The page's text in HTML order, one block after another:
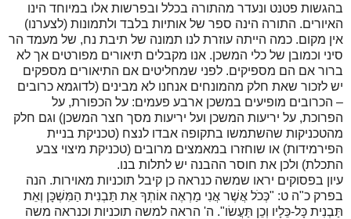
בהגשות פטנט ונעדר מהתורה בכלל ובפרשות אלו במיוחד הינו
האיורים. התורה הינה ספר של אותיות בלבד ולתמונות (לצערנו)
אין מקום. כמה הייתה עוזרת לנו תמונה של תיבת נח, של מעמד הר
סיני וכמובן של כלי המשכן. אנו מקבלים תיאורים מפורטים אך לא
ברור אם הם מספיקים. לפני שמחליטים אם התיאורים מספקים
יש לזכור שאת חלק מהמונחים אנחנו לא מבינים (לדוגמא כרובים
– הכרובים מופיעים במשכן ארבע פעמים: על הכפורת, על
הפרוכת, על יריעות המשכן ועל יריעות מסך חצר המשכן) וגם חלק
מהטכניקות שהשתמשו בתקופה אבדו לנצח (טכניקת בניית
הפירמידות) או שוחזרו במאמצים מרובים (טכניקת מיצוי צבע
התכלת) ולכן את חוסר ההבנה יש לתלות בנו.
עיון בפסוקים יראו שמשה כנראה כן קיבל תוכניות מאוירות. הנה
בפרק כ"ה ט: "כְּכֹל אֲשֶׁר אֲנִי מַרְאֶה אוֹתְךָ אֵת תַּבְנִית הַמִּשְׁכָּן וְאֵת
תַּבְנִית כָּל-כֵּלָיו וְכֵן תַּעֲשׂו". ה' הראה למשה תוכניות וכנראה משה